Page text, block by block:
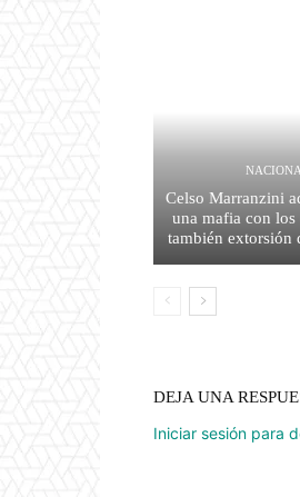
Celso Marranzini
una mafia con los
también extorsión
DEJA UNA
Iniciar sesión para